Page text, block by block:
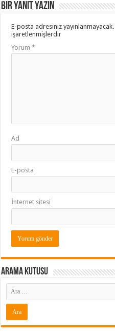
Bir yanıt yazın
E-posta adresiniz yayınlanmayacak.
işaretlenmişlerdir
Yorum*
Ad
E-posta
İnternet sitesi
Arama Kutusu